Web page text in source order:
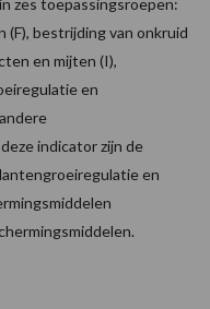
zes toepassingsroepen:
(F), bestrijding van onkruid
en mijten (I),
en
indicator zijn de
en